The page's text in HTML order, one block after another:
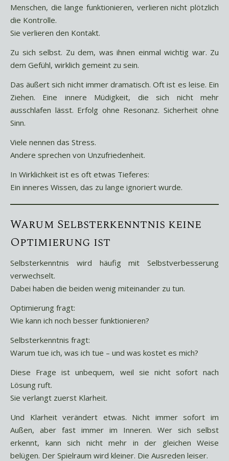
Menschen, die lange funktionieren, verlieren nicht plötzlich
die Kontrolle.
Sie verlieren den Kontakt.
Zu sich selbst. Zu dem, was ihnen einmal wichtig war. Zu
dem Gefühl, wirklich gemeint zu sein.
Das äußert sich nicht immer dramatisch. Oft ist es leise. Ein
Ziehen. Eine innere Müdigkeit, die sich nicht mehr
ausschlafen lässt. Erfolg ohne Resonanz. Sicherheit ohne
Sinn.
Viele nennen das Stress.
Andere sprechen von Unzufriedenheit.
In Wirklichkeit ist es oft etwas Tieferes:
Ein inneres Wissen, das zu lange ignoriert wurde.
Warum Selbsterkenntnis keine
Optimierung ist
Selbsterkenntnis wird häufig mit Selbstverbesserung
verwechselt.
Dabei haben die beiden wenig miteinander zu tun.
Optimierung fragt:
Wie kann ich noch besser funktionieren?
Selbsterkenntnis fragt:
Warum tue ich, was ich tue – und was kostet es mich?
Diese Frage ist unbequem, weil sie nicht sofort nach
Lösung ruft.
Sie verlangt zuerst Klarheit.
Und Klarheit verändert etwas. Nicht immer sofort im
Außen, aber fast immer im Inneren. Wer sich selbst
erkennt, kann sich nicht mehr in der gleichen Weise
belügen. Der Spielraum wird kleiner. Die Ausreden leiser.